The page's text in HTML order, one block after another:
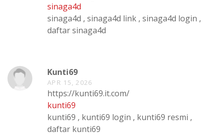
sinaga4d
sinaga4d , sinaga4d link , sinaga4d login ,
daftar sinaga4d
Kunti69
APR 15, 2026
https://kunti69.it.com/
kunti69
kunti69 , kunti69 login , kunti69 resmi ,
daftar kunti69